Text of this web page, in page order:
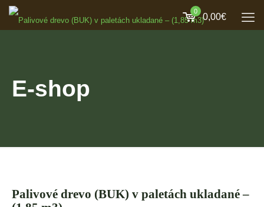
0
0,00€
E-shop
Palivové drevo (BUK) v paletách ukladané –